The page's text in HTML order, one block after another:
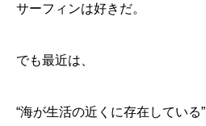
サーフィンは好きだ。
でも最近は、
“海が生活の近くに存在している”